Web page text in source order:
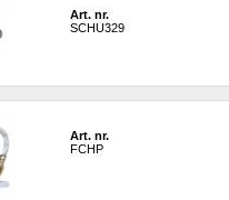
Art. nr.
SCHU329
Art. nr.
FCHP